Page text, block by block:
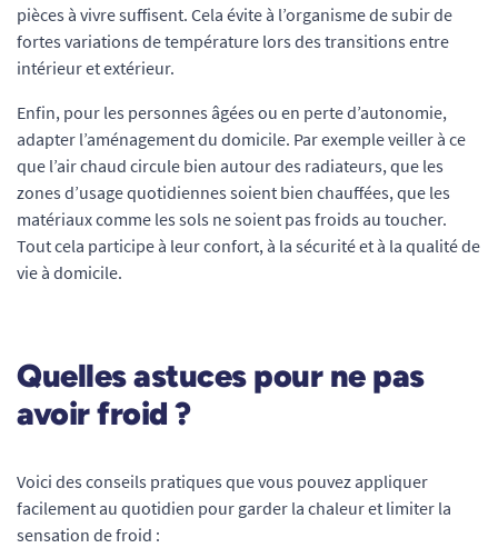
pièces à vivre suffisent. Cela évite à l’organisme de subir de
fortes variations de température lors des transitions entre
intérieur et extérieur.
Enfin, pour les personnes âgées ou en perte d’autonomie,
adapter l’aménagement du domicile. Par exemple veiller à ce
que l’air chaud circule bien autour des radiateurs, que les
zones d’usage quotidiennes soient bien chauffées, que les
matériaux comme les sols ne soient pas froids au toucher.
Tout cela participe à leur confort, à la sécurité et à la qualité de
vie à domicile.
Quelles astuces pour ne pas
avoir froid ?
Voici des conseils pratiques que vous pouvez appliquer
facilement au quotidien pour garder la chaleur et limiter la
sensation de froid :